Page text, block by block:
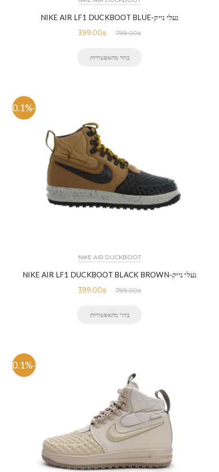
נעלי נייק-NIKE AIR LF1 DUCKBOOT BLUE
799.00₪
399.00₪
בחר מהאפשרויות
-50.1%
NIKE AIR DUCKBOOT
נעלי נייק-NIKE AIR LF1 DUCKBOOT BLACK BROWN
799.00₪
399.00₪
בחר מהאפשרויות
-50.1%